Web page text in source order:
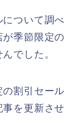
ついて調べ
季節限定の
でした。
割引セール
を更新させ